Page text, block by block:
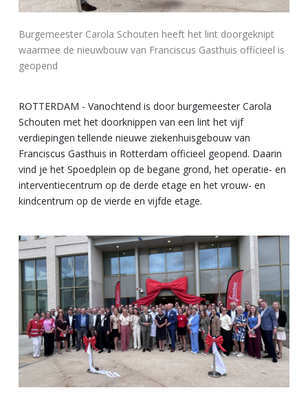
Burgemeester Carola Schouten heeft het lint doorgeknipt
waarmee de nieuwbouw van Franciscus Gasthuis officieel is
geopend
ROTTERDAM - Vanochtend is door burgemeester Carola
Schouten met het doorknippen van een lint het vijf
verdiepingen tellende nieuwe ziekenhuisgebouw van
Franciscus Gasthuis in Rotterdam officieel geopend. Daarin
vind je het Spoedplein op de begane grond, het operatie- en
interventiecentrum op de derde etage en het vrouw- en
kindcentrum op de vierde en vijfde etage.